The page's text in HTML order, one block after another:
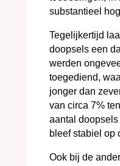
substantieel
Tegelijkertijd
doopsels een
werden
toegediend,
jonger dan
van circa 7%
aantal
bleef stabiel op
Ook bij de